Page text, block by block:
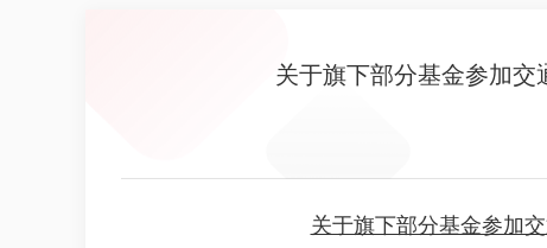
关于旗下部分基金参加
关于旗下部分基金参加